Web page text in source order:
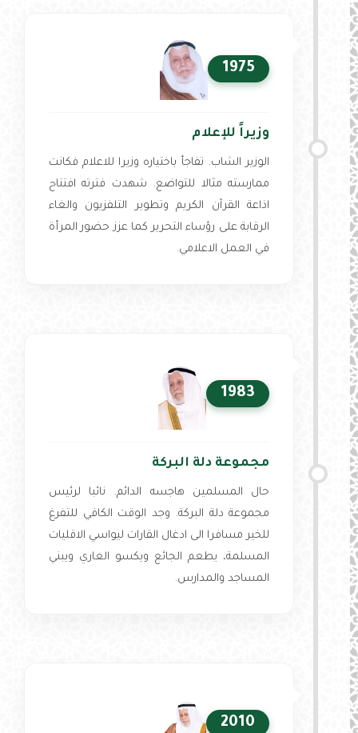
1975
وزيراً للإعلام
الوزير الشاب. تفاجأ باختياره وزيرا للاعلام فكانت
ممارسته مثالا للتواضع. شهدت فترته افتتاح
اذاعة القرآن الكريم وتطوير التلفزيون والغاء
الرقابة على رؤساء التحرير كما عزز حضور المرأة
في العمل الاعلامي.
1983
مجموعة دلة البركة
حال المسلمين هاجسه الدائم. نائبا لرئيس
مجموعة دلة البركة. وجد الوقت الكافي للتفرغ
للخير مسافرا الى ادغال القارات ليواسي الاقليات
المسلمة، يطعم الجائع ويكسو العاري ويبني
المساجد والمدارس.
2010